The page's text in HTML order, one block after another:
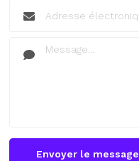
Envoyer le message